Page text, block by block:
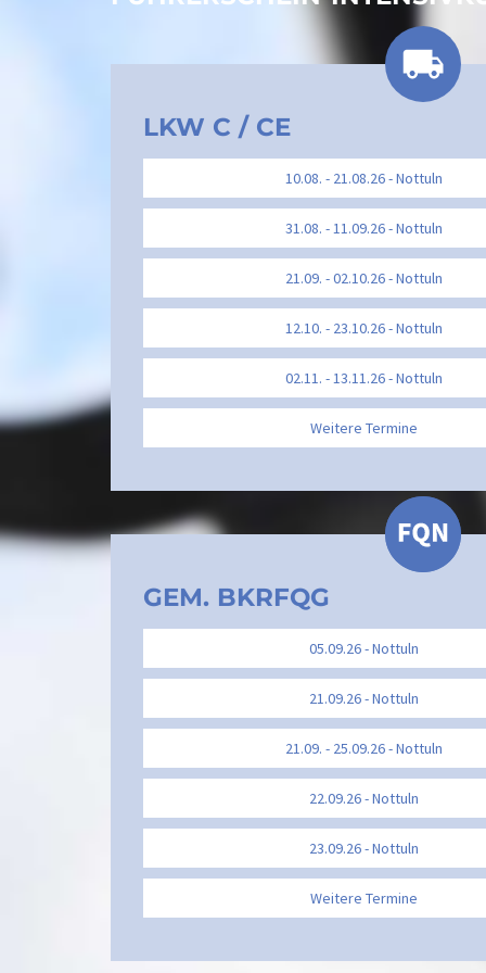
LKW C / CE
10.08. - 21.08.26 - Nottuln
31.08. - 11.09.26 - Nottuln
21.09. - 02.10.26 - Nottuln
12.10. - 23.10.26 - Nottuln
02.11. - 13.11.26 - Nottuln
Weitere Termine
GEM. BKRFQG
05.09.26 - Nottuln
21.09.26 - Nottuln
21.09. - 25.09.26 - Nottuln
22.09.26 - Nottuln
23.09.26 - Nottuln
Weitere Termine